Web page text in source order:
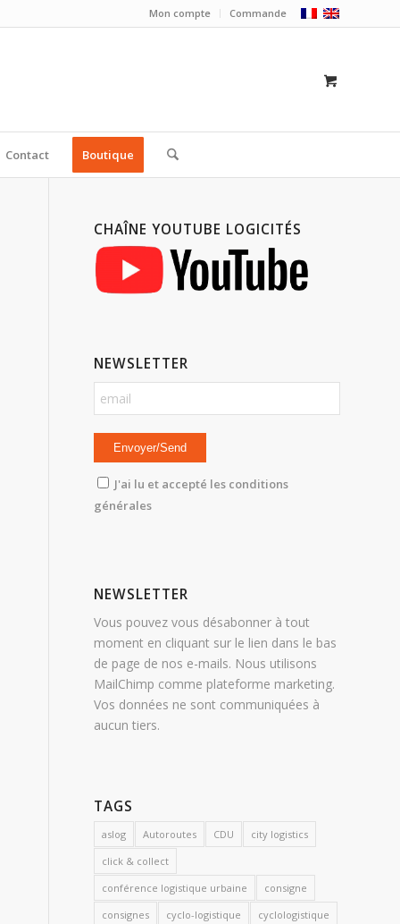
Mon compte Commande
Contact Boutique
CHAÎNE YOUTUBE LOGICITÉS
NEWSLETTER
J'ai lu et accepté les conditions
générales
NEWSLETTER
Vous pouvez vous désabonner à tout
moment en cliquant sur le lien dans le bas
de page de nos e-mails. Nous utilisons
MailChimp comme plateforme marketing.
Vos données ne sont communiquées à
aucun tiers.
TAGS
aslog Autoroutes CDU
city logistics
click & collect
conférence logistique urbaine
consigne
consignes
cyclo-logistique
cyclologistique